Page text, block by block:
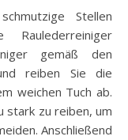
Stellen
gemäß den
reiben Sie die
weichen Tuch ab.
stark zu reiben, um
Anschließend